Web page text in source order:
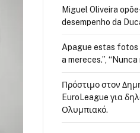
Miguel Oliveira
desempenho da
Apague estas fotos
a mereces.”,
Πρόστιμο στον
EuroLeague για
Ολυμπιακό.